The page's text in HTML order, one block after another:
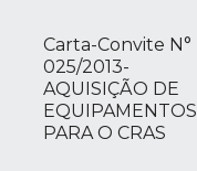
Carta-Convite N°
025/2013-
AQUISIÇÃO DE
EQUIPAMENTOS
PARA O CRAS